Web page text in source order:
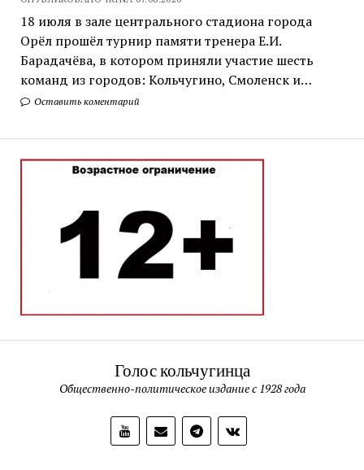
18 июля в зале центрального стадиона города
Орёл прошёл турнир памяти тренера Е.И.
Барадачёва, в котором приняли участие шесть
команд из городов: Кольчугино, Смоленск и…
Оставить коментарий
Голос кольчугинца
Общественно-политическое издание с 1928 года